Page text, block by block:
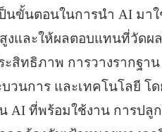
นขั้นตอนในการนํา AI ม
และให้ผลตอบแทนที่วัดผ
ะสิทธิภาพ การวางรากฐ
วนการ และเทคโนโลยี
AI ที่พร้อมใช้งาน การป